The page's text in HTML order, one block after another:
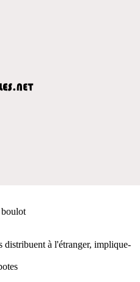
boulot
distribuent à l'étranger, implique-